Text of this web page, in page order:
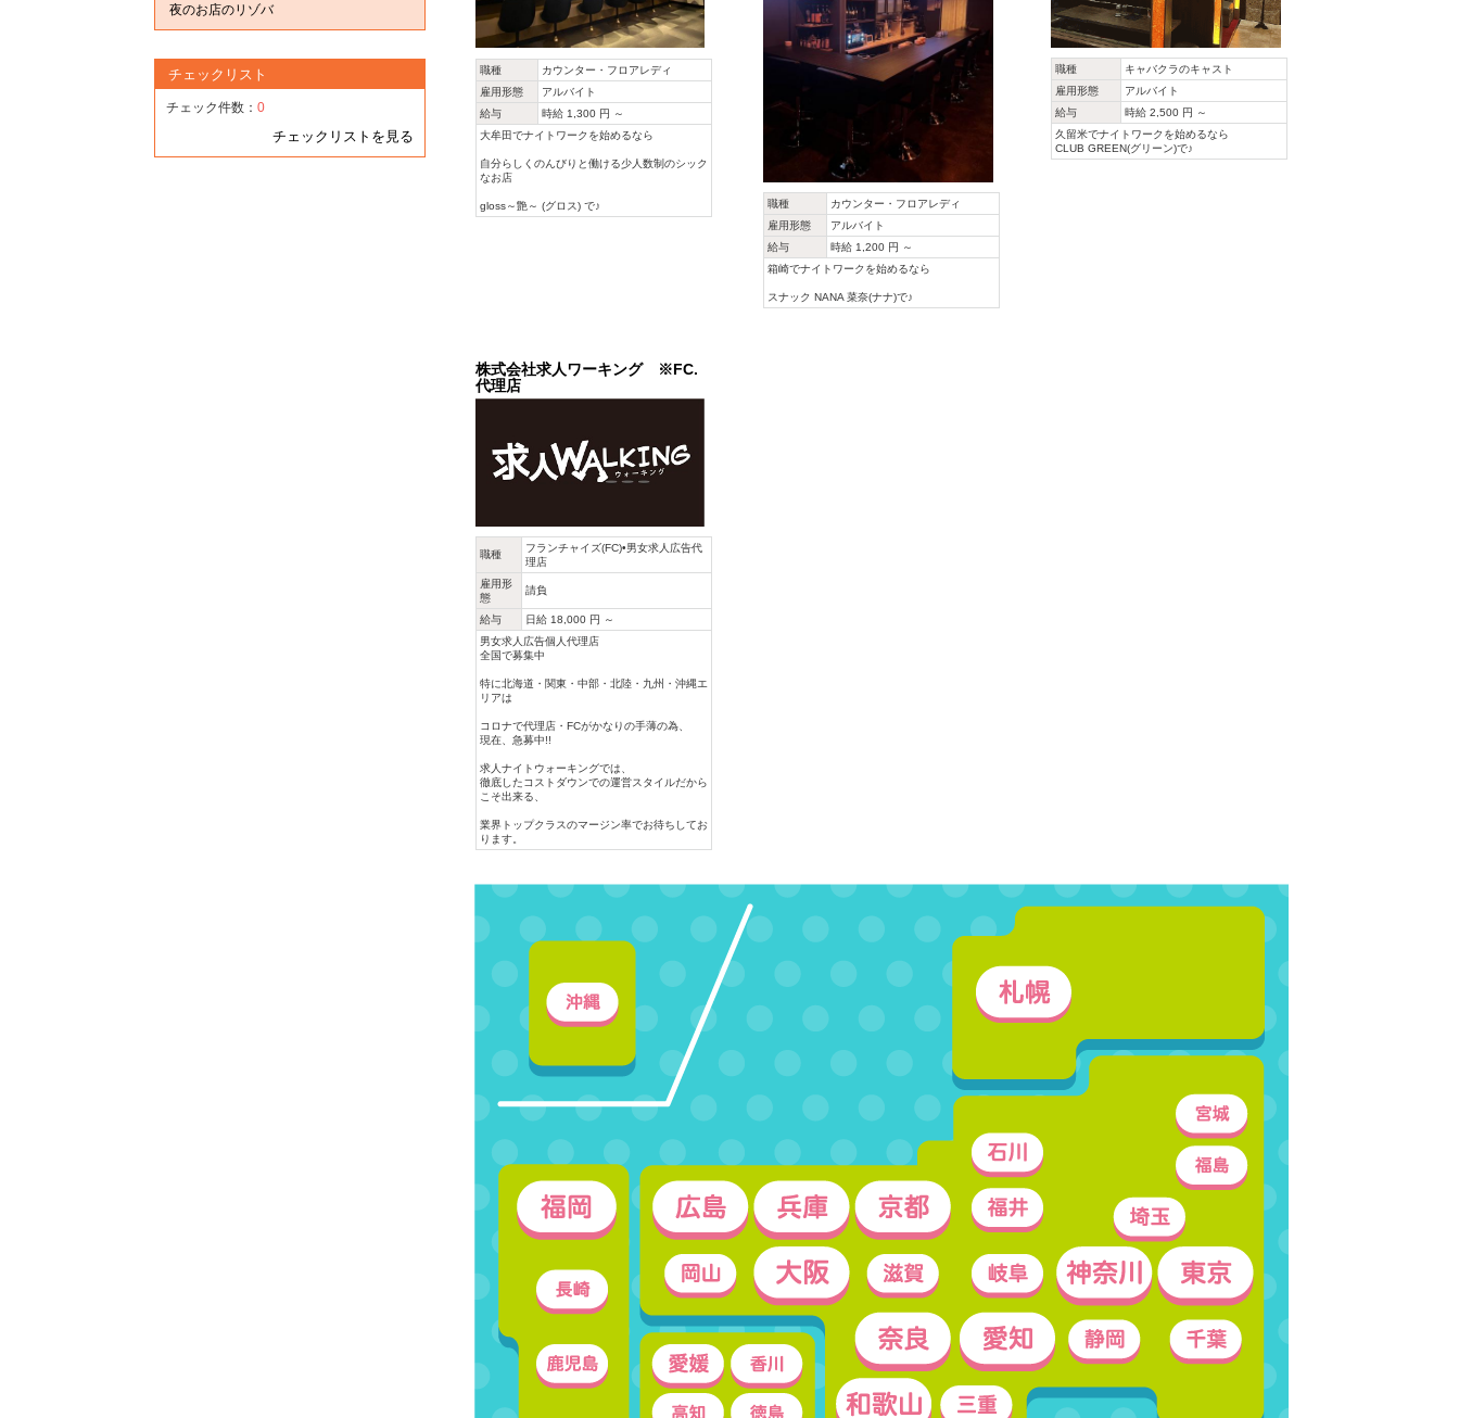
職種
カウンター・フロアレディ
雇用形態
アルバイト
給与
時給 1,300 円 ～
大牟田でナイトワークを始めるなら
自分らしくのんびりと働ける少人数制のシック
なお店
gloss～艶～ (グロス) で♪ 職種
カウンター・フロアレディ
雇用形態
アルバイト
給与
時給 1,200 円 ～
箱崎でナイトワークを始めるなら
スナック NANA 菜奈(ナナ)で♪
職種
キャバクラのキャスト
雇用形態
アルバイト
給与
時給 2,500 円 ～
久留米でナイトワークを始めるなら
CLUB GREEN(グリーン)で♪
株式会社求人ワーキング ※FC.
代理店
職種
フランチャイズ(FC)•男女求人広告代
理店
雇用形
態
請負
給与
日給 18,000 円 ～
男女求人広告個人代理店
全国で募集中
特に北海道・関東・中部・北陸・九州・沖縄エ
リアは
コロナで代理店・FCがかなりの手薄の為、
現在、急募中!!
求人ナイトウォーキングでは、
徹底したコストダウンでの運営スタイルだから
こそ出来る、
業界トップクラスのマージン率でお待ちしてお
ります。
夜のお店のリゾバ
チェックリスト
チェック件数： 0
チェックリストを見る